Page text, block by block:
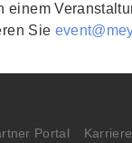
Sie
Portal Karriere